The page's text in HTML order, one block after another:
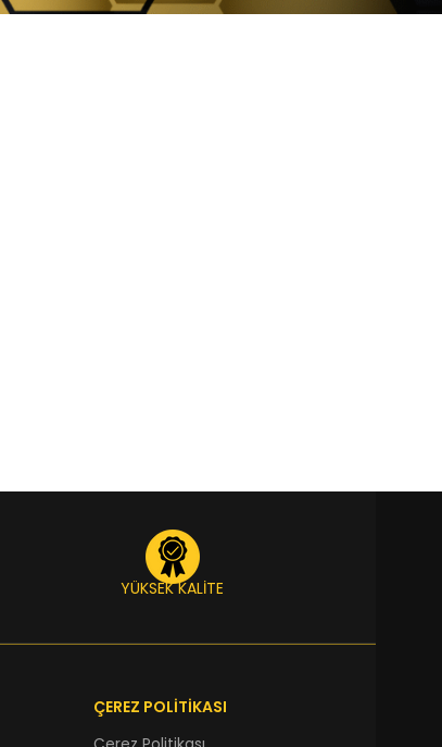
YÜKSEK KALİTE
ÇEREZ POLİTİKASI